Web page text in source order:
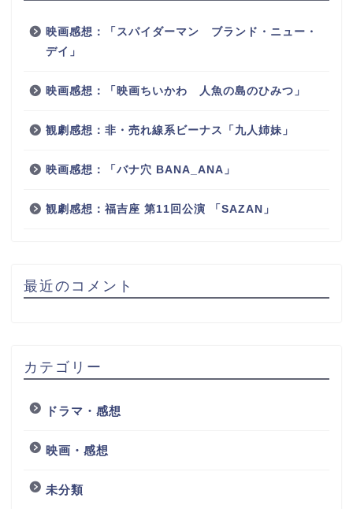
映画感想：「スパイダーマン ブランド・ニュー・
デイ」
映画感想：「映画ちいかわ 人魚の島のひみつ」
観劇感想：非・売れ線系ビーナス「九人姉妹」
映画感想：「バナ穴 BANA_ANA」
観劇感想：福吉座 第11回公演 「SAZAN」
最近のコメント
カテゴリー
ドラマ・感想
映画・感想
未分類